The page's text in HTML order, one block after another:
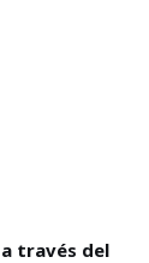
a través del